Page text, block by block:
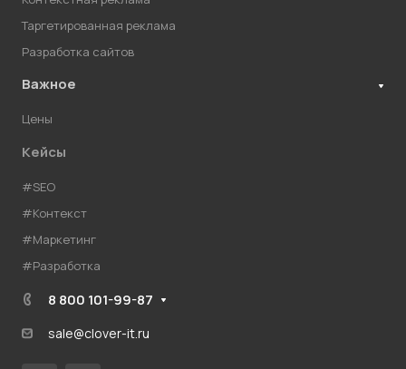
Таргетированная реклама
Разработка сайтов
Важное
Цены
Кейсы
#SEO
#Контекст
#Маркетинг
#Разработка
8 800 101-99-87
sale@clover-it.ru